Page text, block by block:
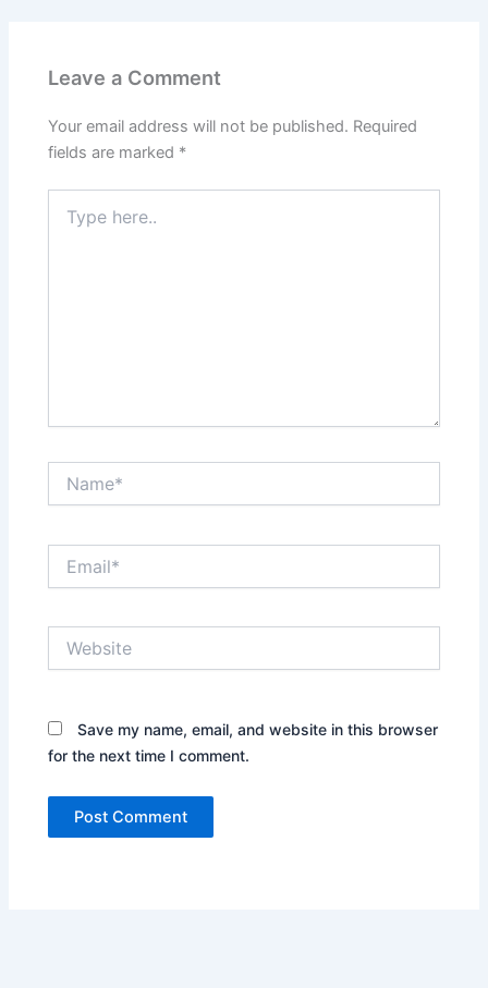
Leave a Comment
Your email address will not be published. Required
fields are marked *
here..
Save my name, email, and website in this browser
for the next time I comment.